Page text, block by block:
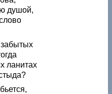
душой,
ланитах